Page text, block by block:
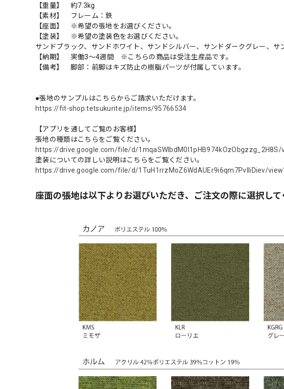
【重量】 約7.3kg
【素材】 フレーム：鉄
【座面】 ※希望の張地をお選びください。
【塗装】 ※希望の塗装色をお選びください。
サンドブラック、サンドホワイト、サンドシルバー、サンドダークグレー、
【納期】 実働3～4週間 ※こちらの商品は受注生産品です。
【備考】 脚部：前脚はキズ防止の樹脂パーツが付属しています。
●張地のサンプルはこちらからご請求いただけます。
https://fit-shop.tetsukurite.jp/items/95766534
【アプリを通してご覧のお客様】
張地の種類はこちらをご覧ください。
https://drive.google.com/file/d/1mqaSWIbdM0l1pHB974kOzObgzzg_2H8S/
塗装についての詳しい説明はこちらをご覧ください。
https://drive.google.com/file/d/1TuH1rrzMoZ6WdAUEr9i6qm7PvIIiDiev/
座面の張地は以下よりお選びいただき、ご注文の際に選択して